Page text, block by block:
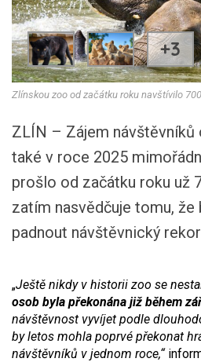
+3
Zlínskou zoo od začátku roku navštívilo
ZLÍN – Zájem
také v roce 2025
prošlo od začátku roku už
zatím nasvědčuje tomu,
padnout návštěvnický
„Ještě nikdy v historii zoo se
osob byla překonána již během
návštěvnost vyvíjet podle
by letos mohla poprvé překonat
návštěvníků v jednom roce,“